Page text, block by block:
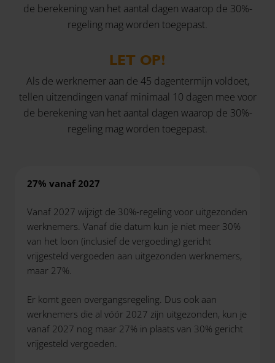
de berekening van het aantal dagen waarop de 30%-
regeling mag worden toegepast.
LET OP!
Als de werknemer aan de 45 dagentermijn voldoet,
tellen uitzendingen vanaf minimaal 10 dagen mee voor
de berekening van het aantal dagen waarop de 30%-
regeling mag worden toegepast.
27% vanaf 2027
Vanaf 2027 wijzigt de 30%-regeling voor uitgezonden
werknemers. Vanaf die datum kun je niet meer 30%
van het loon (inclusief de vergoeding) gericht
vrijgesteld vergoeden aan uitgezonden werknemers,
maar 27%.
Er komt geen overgangsregeling. Dus ook aan
werknemers die al vóór 2027 zijn uitgezonden, kun je
vanaf 2027 nog maar 27% in plaats van 30% gericht
vrijgesteld vergoeden.